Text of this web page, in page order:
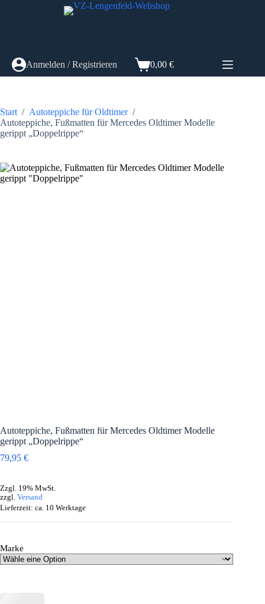
Anmelden / Registrieren Warenkorb
0,00 €
Start / Autoteppiche für Oldtimer /
Autoteppiche, Fußmatten für Mercedes Oldtimer Modelle
gerippt „Doppelrippe“
Autoteppiche, Fußmatten für Mercedes Oldtimer Modelle
gerippt „Doppelrippe“
79,95 €
Zzgl. 19% MwSt.
zzgl. Versand
Lieferzeit: ca. 10 Werktage
Marke